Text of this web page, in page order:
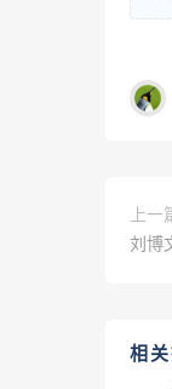
上一
刘博
相